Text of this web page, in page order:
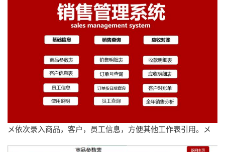
メ依次录入商品，客户，员工信息，方便其他工作表引用。メ